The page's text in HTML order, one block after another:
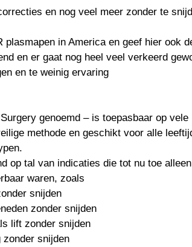
en nog veel meer zonder te
in America en geef hier ook
en er gaat nog heel veel verkeerd
en te weinig ervaring
genoemd – is toepasbaar op vele
methode en geschikt voor alle
op tal van indicaties die tot nu toe
waren, zoals
snijden
zonder snijden
lift zonder snijden
zonder snijden